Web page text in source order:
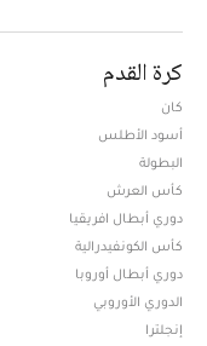
كرة القدم
كان
أسود الأطلس
البطولة
كأس العرش
دوري أبطال افريقيا
كأس الكونفيدرالية
دوري أبطال أوروبا
الدوري الأوروبي
إنجلترا